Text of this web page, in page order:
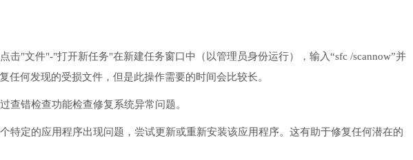
击"文件"-"打开新任务"在新建任务窗口中（以管理员身份运行），输入“sfc /scannow”并
任何发现的受损文件，但是此操作需要的时间会比较长。
查错检查功能检查修复系统异常问题。
特定的应用程序出现问题，尝试更新或重新安装该应用程序。这有助于修复任何潜在的